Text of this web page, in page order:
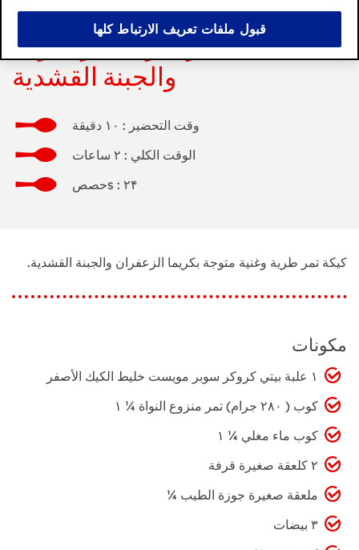
كیكة التمر بكريما الزعفران
والجبنة القشدية
وقت التحضير : ۱۰ دقيقة
الوقت الكلي : ۲ ساعات
حصصs : ۲۴
كيكة تمر طرية وغنية متوجة بكريما الزعفران والجبنة القشدية.
مكونات
۱ علبة بیتي كروكر سوبر مويست خلیط الكیك الأصفر
كوب ( ۲۸۰ جرام) تمر منزوع النواة ¼ ۱
كوب ماء مغلي ¼ ۱
۲ كلعقة صغیرة قرفة
ملعقة صغیرة جوزة الطیب ¼
۳ بیضات
قبول ملفات تعريف الارتباط كلها